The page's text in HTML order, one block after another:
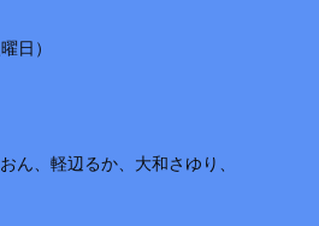
日）
ん、軽辺るか、大和さゆり、